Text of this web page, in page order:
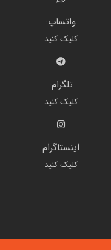
واتساپ:
کلیک کنید
تلگرام:
کلیک کنید
اینستاگرام
کلیک کنید